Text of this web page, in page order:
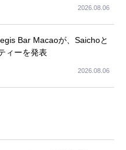
2026.08.06
Bar Macaoが、Saichoと
ィーを発表
2026.08.06